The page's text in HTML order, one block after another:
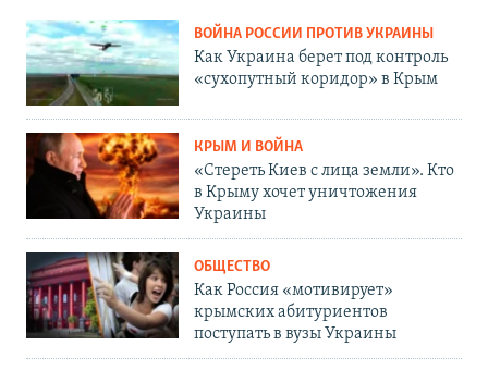
ВОЙНА РОССИИ ПРОТИВ УКРАИНЫ
Как Украина берет под контроль
«сухопутный коридор» в Крым
КРЫМ И ВОЙНА
«Стереть Киев с лица земли». Кто
в Крыму хочет уничтожения
Украины
ОБЩЕСТВО
Как Россия «мотивирует»
крымских абитуриентов
поступать в вузы Украины